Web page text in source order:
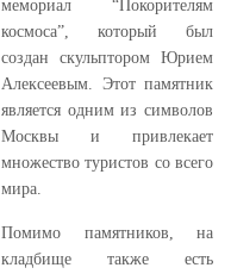
мемориал “Покорителям
космоса”, который был
создан скульптором Юрием
Алексеевым. Этот памятник
является одним из символов
Москвы и привлекает
множество туристов со всего
мира.
Помимо памятников, на
кладбище также есть